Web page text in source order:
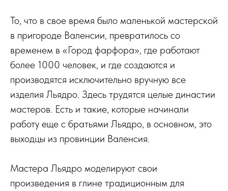
То, что в свое время было маленькой мастерской
в пригороде Валенсии, превратилось со
временем в «Город фарфора», где работают
более 1000 человек, и где создаются и
производятся исключительно вручную все
изделия Льядро. Здесь трудятся целые династии
мастеров. Есть и такие, которые начинали
работу еще с братьями Льядро, в основном, это
выходцы из провинции Валенсия.
Мастера Льядро моделируют свои
произведения в глине традиционным для